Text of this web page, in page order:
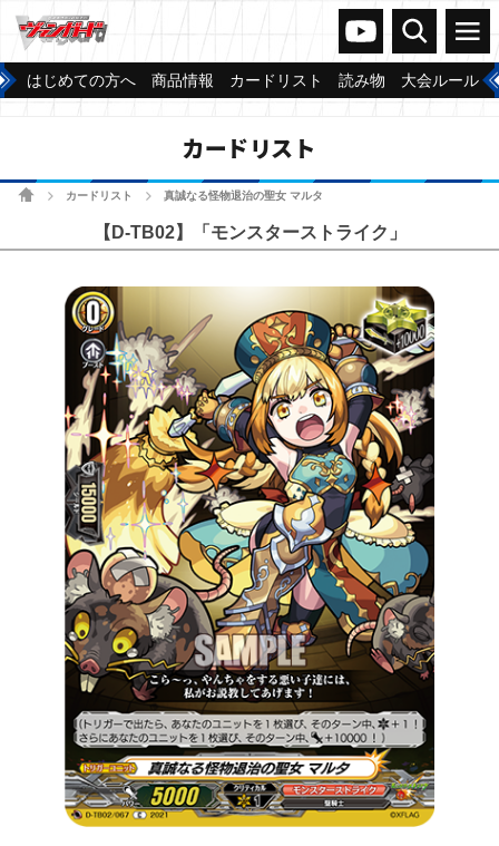
ヴァンガードch
検索 メニュー
はじめての方へ 商品情報 カードリスト 読み物 大会ルール
カードリスト
ホームカードリスト 真誠なる怪物退治の聖女 マルタ
【D-TB02】「モンスターストライク」